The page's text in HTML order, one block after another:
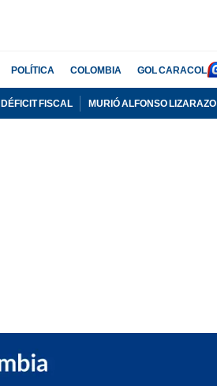
POLÍTICA COLOMBIA GOL CARACOL
DÉFICIT FISCAL MURIÓ ALFONSO LIZARAZO